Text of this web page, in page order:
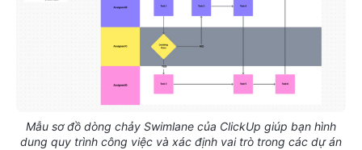
Mẫu sơ đồ dòng chảy Swimlane của ClickUp giúp bạn hình
dung quy trình công việc và xác định vai trò trong các dự án